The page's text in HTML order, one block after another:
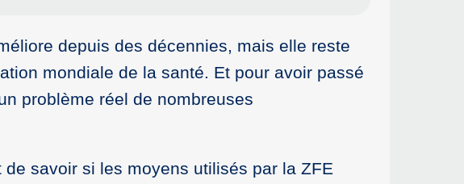
depuis des décennies, mais elle reste
mondiale de la santé. Et pour avoir passé
problème réel de nombreuses
savoir si les moyens utilisés par la ZFE